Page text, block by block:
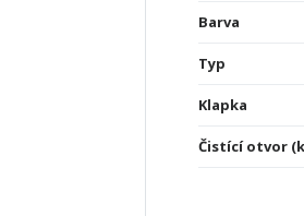
Barva
Typ
Klapka
Čistící otvor